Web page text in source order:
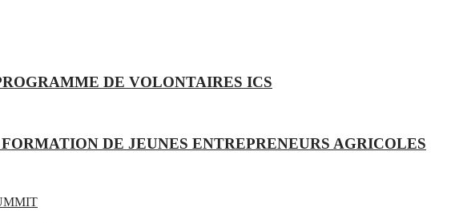
DE VOLONTAIRES ICS
DE JEUNES ENTREPRENEURS AGRICOLES